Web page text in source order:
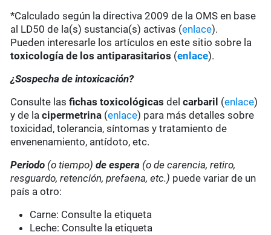
*Calculado según la directiva 2009 de la OMS en base
al LD50 de la(s) sustancia(s) activas (enlace).
Pueden interesarle los artículos en este sitio sobre la
toxicología de los antiparasitarios (enlace).
¿Sospecha de intoxicación?
Consulte lasfichas toxicológicas delcarbaril (enlace)
y de lacipermetrina (enlace) para más detalles sobre
toxicidad, tolerancia, síntomas y tratamiento de
envenenamiento, antídoto, etc.
Periodo (o tiempo) de espera (o de carencia, retiro,
resguardo, retención, prefaena, etc.) puede variar de un
país a otro:
Carne: Consulte la etiqueta
Leche: Consulte la etiqueta